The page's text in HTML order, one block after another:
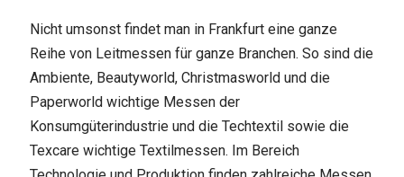
Nicht umsonst findet man in Frankfurt eine ganze
Reihe von Leitmessen für ganze Branchen. So sind die
Ambiente, Beautyworld, Christmasworld und die
Paperworld wichtige Messen der
Konsumgüterindustrie und die Techtextil sowie die
Texcare wichtige Textilmessen. Im Bereich